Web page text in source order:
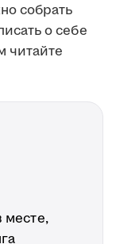
собрать
о себе
читайте